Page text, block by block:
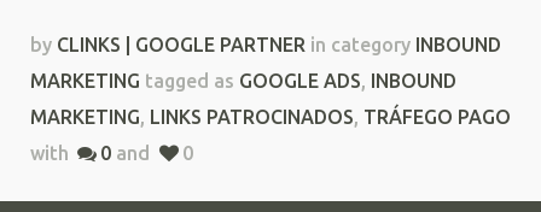
by CLINKS | GOOGLE PARTNER in category INBOUND
MARKETING tagged as GOOGLE ADS, INBOUND
MARKETING, LINKS PATROCINADOS, TRÁFEGO PAGO
with
0 and 0